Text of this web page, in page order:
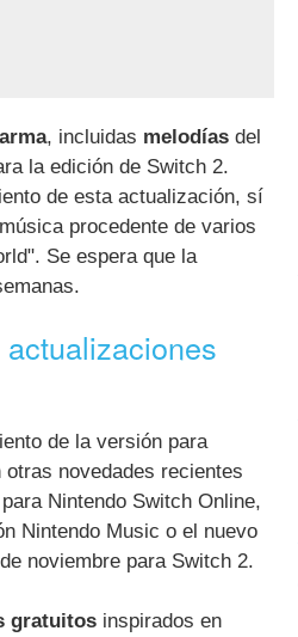
, incluidas melodías del
la edición de Switch 2.
de esta actualización, sí
procedente de varios
Se espera que la
de la versión para
otras novedades recientes
Nintendo Switch Online,
Nintendo Music o el nuevo
noviembre para Switch 2.
gratuitos inspirados en